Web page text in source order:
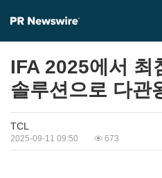
IFA 2025에서 최
솔루션으로 다관
TCL
2025-09-11 09:50 673